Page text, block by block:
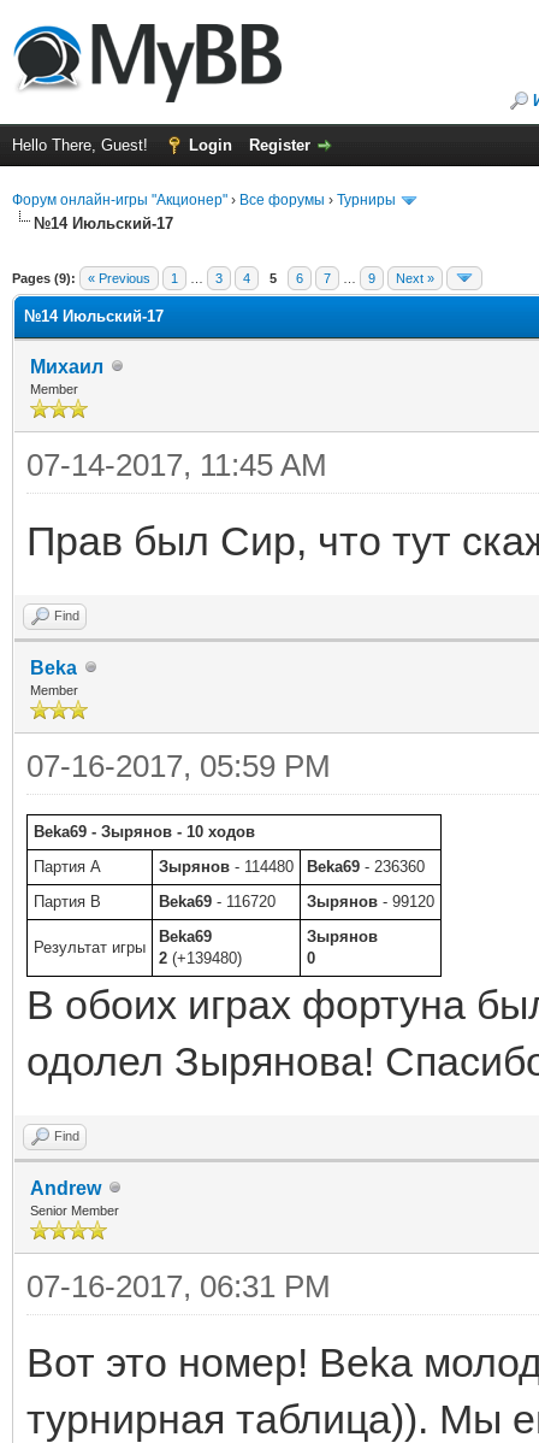
Hello There, Guest! Login Register
Форум онлайн-игры "Акционер" › Все форумы › Турниры
№14 Июльский-17
Pages (9): « Previous 1 3 4 5 6 7 9 Next »
№14 Июльский-17
Михаил
Member
07-14-2017, 11:45 AM
Прав был Сир, что тут
Find
Beka
Member
07-16-2017, 05:59 PM
Beka69 - Зырянов - 10 ходов
Партия A
Зырянов - 114480 Beka69 - 236360
Партия B
Beka69 - 116720 Зырянов - 99120
Результат игры
Beka69
2 (+139480)
Зырянов
0
В обоих играх фортуна
одолел Зырянова!
Find
Andrew
Senior Member
07-16-2017, 06:31 PM
Вот это номер! Beka
турнирная таблица)). Мы